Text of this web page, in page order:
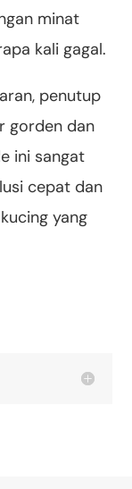
minat
kali gagal.
penutup
gorden dan
ini sangat
cepat dan
yang